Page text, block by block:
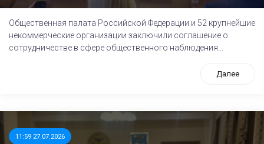
Общественная палата Российской Федерации и 52 крупнейшие
некоммерческие организации заключили соглашение о
сотрудничестве в сфере общественного наблюдения...
Далее
11:59 27.07.2026